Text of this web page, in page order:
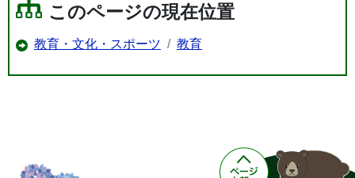
このページの現在位置
教育・文化・スポーツ 教育